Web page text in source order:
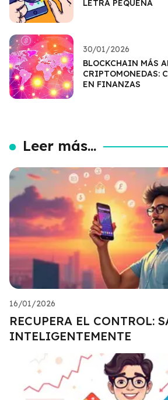
LETRA PEQUEÑA
30/01/2026
BLOCKCHAIN MÁS
CRIPTOMONEDAS:
EN FINANZAS
Leer más...
16/01/2026
RECUPERA EL CONTROL:
INTELIGENTEMENTE